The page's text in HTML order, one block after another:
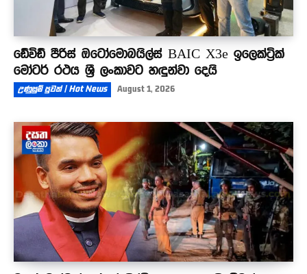
ඩේවිඩ් පීරිස් ඔටෝමොබයිල්ස් BAIC X3e ඉලෙක්ට්‍රික්
මෝටර් රථය ශ්‍රී ලංකාවට හඳුන්වා දෙයි
උණුසුම් පුවත් | Hot News August 1, 2026